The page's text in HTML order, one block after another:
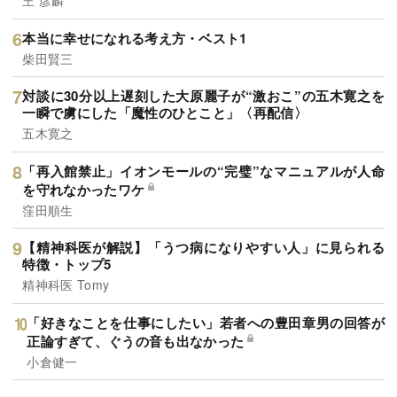
本当に幸せになれる考え方・ベスト1
柴田賢三
対談に30分以上遅刻した大原麗子が“激おこ”の五木寛之を
一瞬で虜にした「魔性のひとこと」〈再配信〉
五木寛之
「再入館禁止」イオンモールの“完璧”なマニュアルが人命
を守れなかったワケ
窪田順生
【精神科医が解説】「うつ病になりやすい人」に見られる
特徴・トップ5
精神科医 Tomy
「好きなことを仕事にしたい」若者への豊田章男の回答が
正論すぎて、ぐうの音も出なかった
小倉健一